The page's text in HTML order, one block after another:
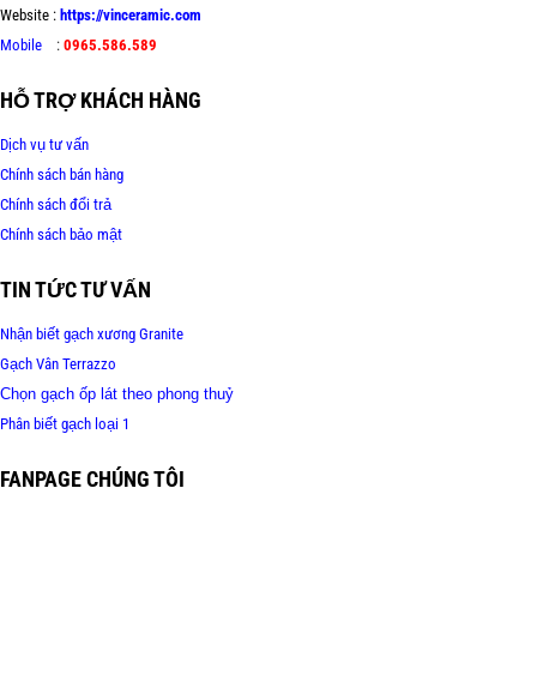
Website : https://vinceramic.com
Mobile : 0965.586.589
HỖ TRỢ KHÁCH HÀNG
Dịch vụ tư vấn
Chính sách bán hàng
Chính sách đổi trả
Chính sách bảo mật
TIN TỨC TƯ VẤN
Nhận biết gạch xương Granite
Gạch Vân Terrazzo
Chọn gạch ốp lát theo phong thuỷ
Phân biết gạch loại 1
FANPAGE CHÚNG TÔI